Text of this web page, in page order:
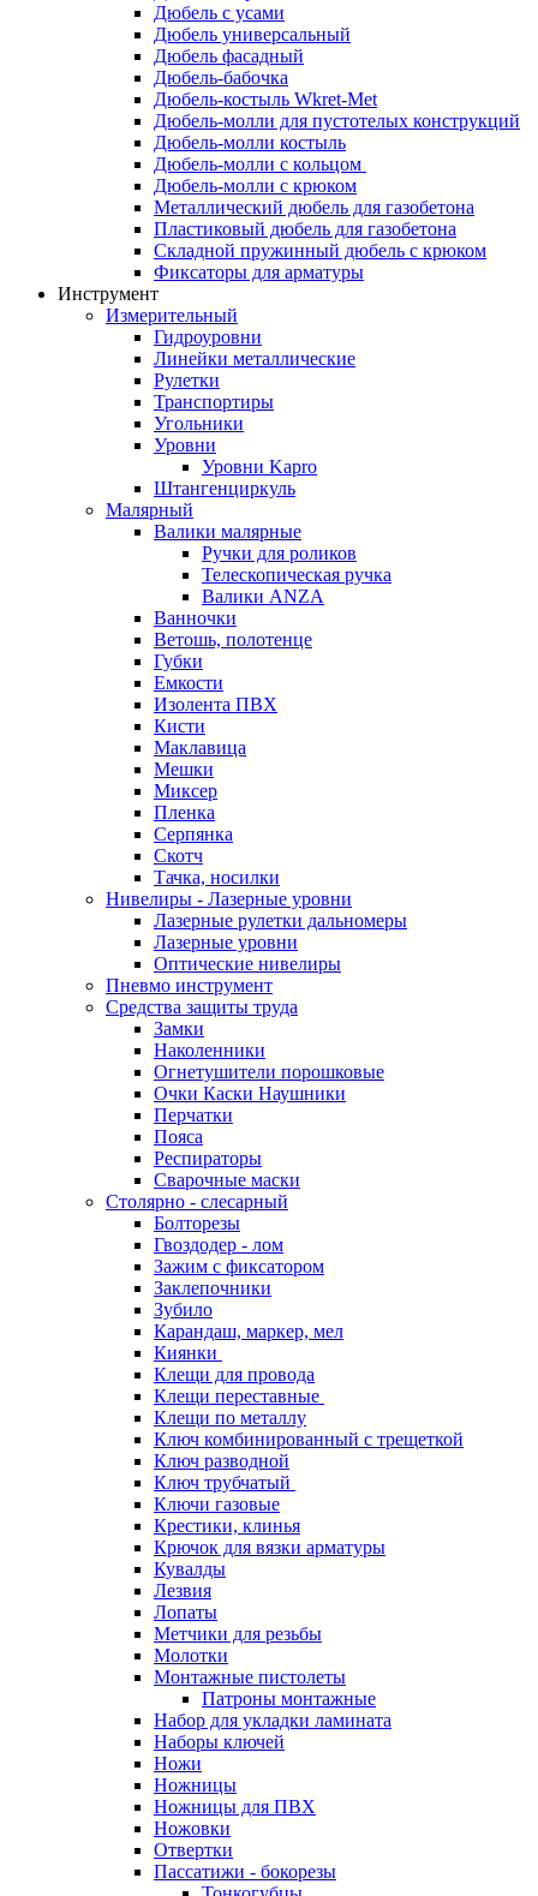
Дюбель с усами
Дюбель универсальный
Дюбель фасадный
Дюбель-бабочка
Дюбель-костыль Wkret-Met
Дюбель-молли для пустотелых конструкций
Дюбель-молли костыль
Дюбель-молли с кольцом
Дюбель-молли с крюком
Металлический дюбель для газобетона
Пластиковый дюбель для газобетона
Складной пружинный дюбель с крюком
Фиксаторы для арматуры
Инструмент
Измерительный
Гидроуровни
Линейки металлические
Рулетки
Транспортиры
Угольники
Уровни
Уровни Kapro
Штангенциркуль
Малярный
Валики малярные
Ручки для роликов
Телескопическая ручка
Валики ANZA
Ванночки
Ветошь, полотенце
Губки
Емкости
Изолента ПВХ
Кисти
Маклавица
Мешки
Миксер
Пленка
Серпянка
Скотч
Тачка, носилки
Нивелиры - Лазерные уровни
Лазерные рулетки дальномеры
Лазерные уровни
Оптические нивелиры
Пневмо инструмент
Средства защиты труда
Замки
Наколенники
Огнетушители порошковые
Очки Каски Наушники
Перчатки
Пояса
Респираторы
Сварочные маски
Столярно - слесарный
Болторезы
Гвоздодер - лом
Зажим с фиксатором
Заклепочники
Зубило
Карандаш, маркер, мел
Киянки
Клещи для провода
Клещи переставные
Клещи по металлу
Ключ комбинированный с трещеткой
Ключ разводной
Ключ трубчатый
Ключи газовые
Крестики, клинья
Крючок для вязки арматуры
Кувалды
Лезвия
Лопаты
Метчики для резьбы
Молотки
Монтажные пистолеты
Патроны монтажные
Набор для укладки ламината
Наборы ключей
Ножи
Ножницы
Ножницы для ПВХ
Ножовки
Отвертки
Пассатижи - бокорезы